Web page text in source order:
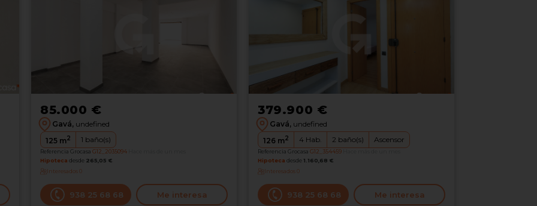
85.000 €
Gavá, undefined
125m2 1 baño(s)
Referencia Grocasa G12_2035094
Hipoteca desde 265,05 €
Interesados0
938 25 68 68 Me interesa
379.900 €
Gavá, undefined
126m2 4 Hab. 2 baño(s) Ascensor
Referencia Grocasa G12_354459
Hipoteca desde 1.160,68 €
Interesados0
938 25 68 68 Me interesa